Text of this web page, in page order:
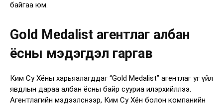
байгаа юм.
Gold Medalist агентлаг албан
ёсны мэдэгдэл гаргав
Ким Су Хёны харьяалагддаг “Gold Medalist” агентлаг уг үйл
явдлын дараа албан ёсны байр сууриа илэрхийллээ.
Агентлагийн мэдээлснээр, Ким Су Хён болон компанийн